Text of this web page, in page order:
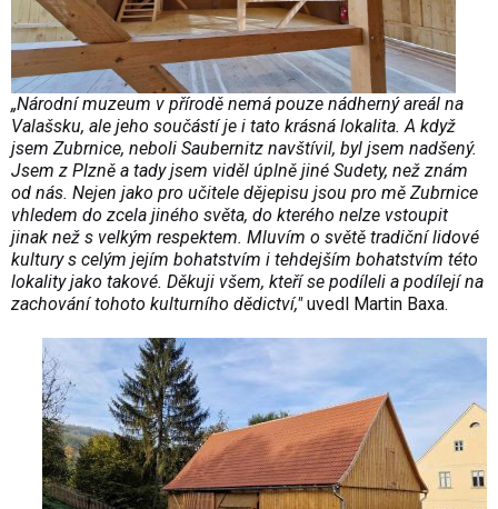
„Národní muzeum v přírodě nemá pouze nádherný areál na
Valašsku, ale jeho součástí je i tato krásná lokalita. A když
jsem Zubrnice, neboli Saubernitz navštívil, byl jsem nadšený.
Jsem z Plzně a tady jsem viděl úplně jiné Sudety, než znám
od nás. Nejen jako pro učitele dějepisu jsou pro mě Zubrnice
vhledem do zcela jiného světa, do kterého nelze vstoupit
jinak než s velkým respektem. Mluvím o světě tradiční lidové
kultury s celým jejím bohatstvím i tehdejším bohatstvím této
lokality jako takové. Děkuji všem, kteří se podíleli a podílejí na
zachování tohoto kulturního dědictví,"uvedl Martin Baxa.